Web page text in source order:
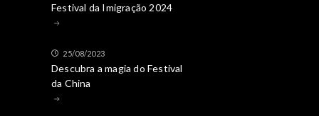
Festival da Imigração 2024
25/08/2023
Descubra a magia do Festival
da China